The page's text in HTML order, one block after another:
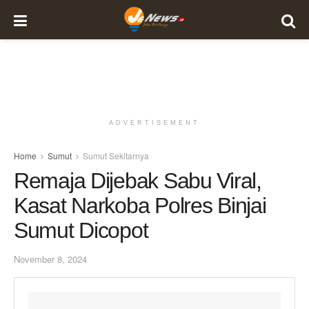
ADVERTISEMENT
Home Sumut Sumut Sekitarnya
Remaja Dijebak Sabu Viral,
Kasat Narkoba Polres Binjai
Sumut Dicopot
November 8, 2024